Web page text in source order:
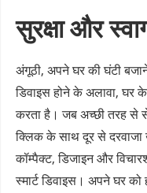
सुरक्षा और
अंगूठी, अपने घर की घंटी बजाने
डिवाइस होने के अलावा, घर
करता है। जब अच्छी तरह से
क्लिक के साथ दूर से
कॉम्पैक्ट, डिजाइन और
स्मार्ट डिवाइस। अपने घर